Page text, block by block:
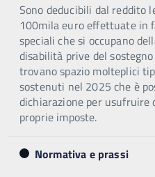
Sono deducibili dal reddito
100mila euro effettuate in
speciali che si occupano
disabilità prive del
trovano spazio molteplici
sostenuti nel 2025 che è
dichiarazione per usufruire
proprie imposte.
Normativa e prassi